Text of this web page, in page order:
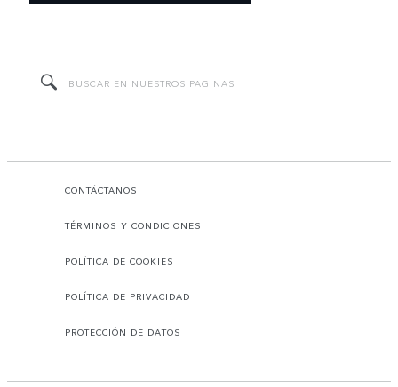
CONTÁCTANOS
TÉRMINOS Y CONDICIONES
POLÍTICA DE COOKIES
POLÍTICA DE PRIVACIDAD
PROTECCIÓN DE DATOS